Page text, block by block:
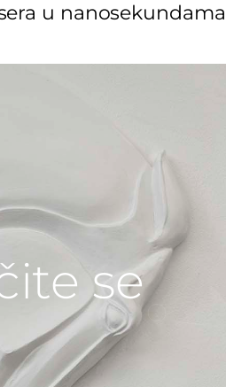
u
se